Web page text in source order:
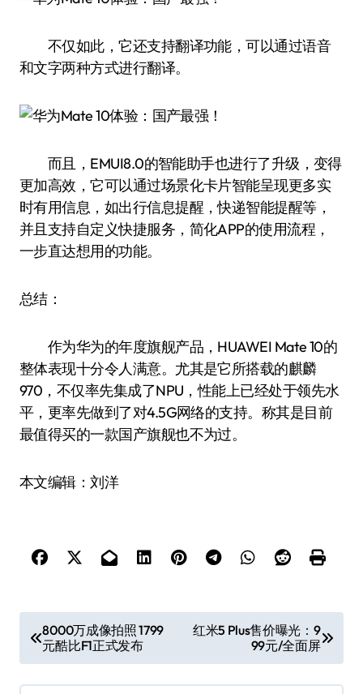
不仅如此，它还支持翻译功能，可以通过语音
和文字两种方式进行翻译。
而且，EMUI8.0的智能助手也进行了升级，变得
更加高效，它可以通过场景化卡片智能呈现更多实
时有用信息，如出行信息提醒，快递智能提醒等，
并且支持自定义快捷服务，简化APP的使用流程，
一步直达想用的功能。
总结：
作为华为的年度旗舰产品，HUAWEI Mate 10的
整体表现十分令人满意。尤其是它所搭载的麒麟
970，不仅率先集成了NPU，性能上已经处于领先水
平，更率先做到了对4.5G网络的支持。称其是目前
最值得买的一款国产旗舰也不为过。
本文编辑：刘洋
章
导
8000万成像拍照 1799
元酷比F1正式发布
红米5 Plus售价曝光：9
99元/全面屏